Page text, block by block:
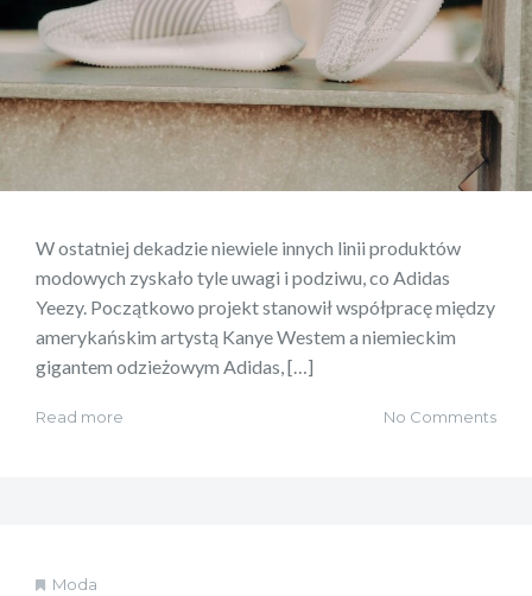
W ostatniej dekadzie niewiele innych linii produktów
modowych zyskało tyle uwagi i podziwu, co Adidas
Yeezy. Początkowo projekt stanowił współpracę między
amerykańskim artystą Kanye Westem a niemieckim
gigantem odzieżowym Adidas, […]
Read more No Comments
Moda